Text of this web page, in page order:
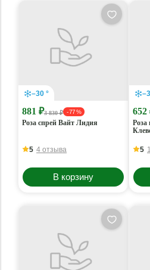
–30 °
881 ₽3 830 ₽ - 77 %
Роза спрей Вайт Лидия
5 4 отзыва
В корзину
652
Роза
5